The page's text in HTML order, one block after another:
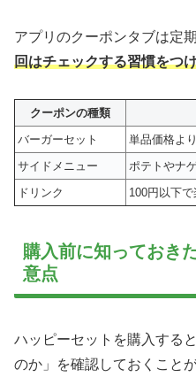
アプリのクーポンタブは定
回はチェックする習慣をつ
クーポンの種類
バーガーセット
単品価格よ
サイドメニュー
ポテトやナ
ドリンク
100円以下
購入前に知っておき
意点
ハッピーセットを購入する
のか」を確認しておくこと